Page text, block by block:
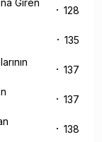
Giren
128
135
137
137
138